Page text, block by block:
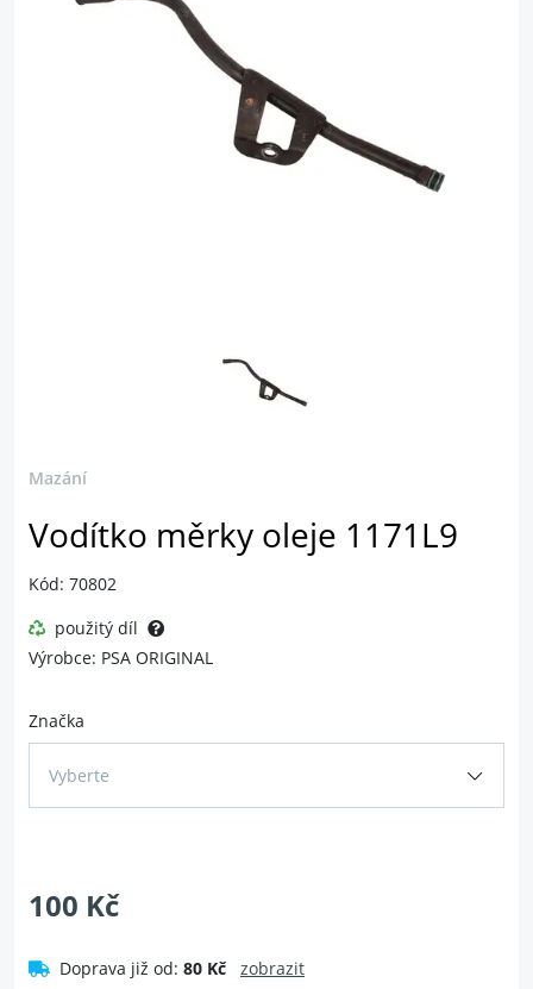
Mazání
Vodítko měrky oleje 1171L9
Kód: 70802
použitý díl
Výrobce: PSA ORIGINAL
Značka
Vyberte
100 Kč
Doprava již od: 80 Kč
zobrazit